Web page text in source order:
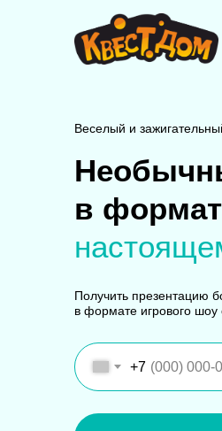
Веселый и
в
Получить презентацию
в формате игрового
+7